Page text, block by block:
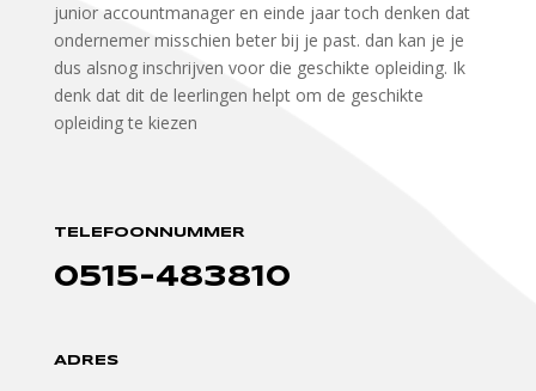
junior accountmanager en einde jaar toch denken dat
ondernemer misschien beter bij je past. dan kan je je
dus alsnog inschrijven voor die geschikte opleiding. Ik
denk dat dit de leerlingen helpt om de geschikte
opleiding te kiezen
TELEFOONNUMMER
0515-483810
ADRES